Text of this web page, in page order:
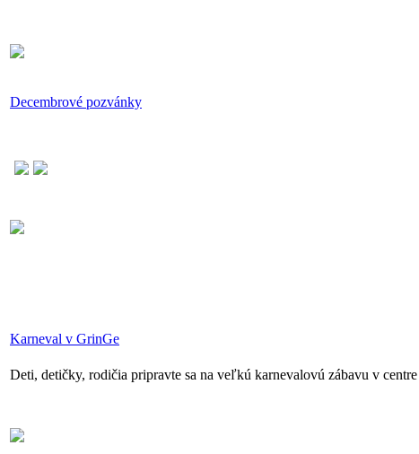
Decembrové pozvánky
Karneval v GrinGe
Deti, detičky, rodičia pripravte sa na veľkú karnevalovú zábavu v